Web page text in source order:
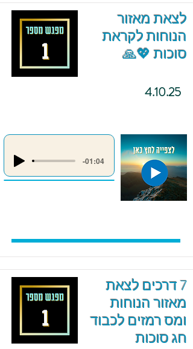
לצאת מאזור
הנוחות לקראת
סוכות 💖🙏
4.10.25
-01:04
7 דרכים לצאת
מאזור הנוחות
ומס רמזים לכבוד
חג סוכות